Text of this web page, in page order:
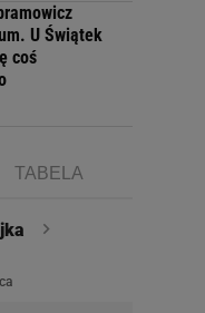
U Świątek
coś
TABELA